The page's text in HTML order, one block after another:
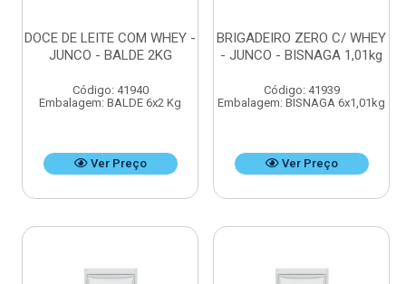
DOCE DE LEITE COM WHEY -
JUNCO - BALDE 2KG
Código: 41940
Embalagem: BALDE 6x2 Kg
Ver Preço
BRIGADEIRO ZERO C/ WHEY
- JUNCO - BISNAGA 1,01kg
Código: 41939
Embalagem: BISNAGA 6x1,01kg
Ver Preço